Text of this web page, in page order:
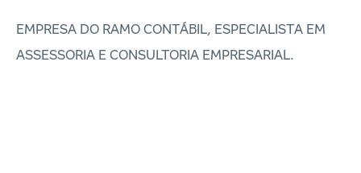
EMPRESA DO RAMO CONTÁBIL, ESPECIALISTA EM
ASSESSORIA E CONSULTORIA EMPRESARIAL.